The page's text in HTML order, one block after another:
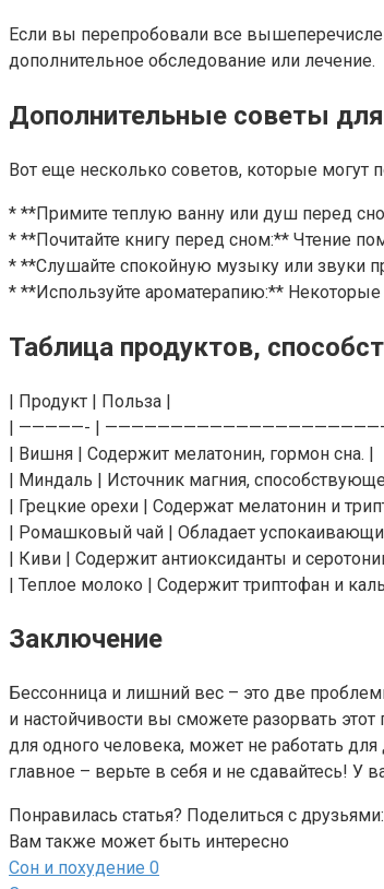
Если вы перепробовали все
дополнительное обследование или лечение.
Дополнительные советы
Вот еще несколько советов, которые могут
* **Примите теплую ванну или душ перед
* **Почитайте книгу перед сном:** Чтение
* **Слушайте спокойную музыку или звуки
* **Используйте ароматерапию:**
Таблица продуктов,
| Продукт | Польза |
| —————- |
| Вишня | Содержит мелатонин, гормон сна. |
| Миндаль | Источник магния,
| Грецкие орехи | Содержат мелатонин и
| Ромашковый чай | Обладает
| Киви | Содержит антиоксиданты и
| Теплое молоко | Содержит триптофан и
Заключение
Бессонница и лишний вес – это две
и настойчивости вы сможете разорвать
для одного человека, может не работать
главное – верьте в себя и не сдавайтесь! У
Понравилась статья? Поделиться с друзьями:
Вам также может быть интересно
Сон и похудение 0